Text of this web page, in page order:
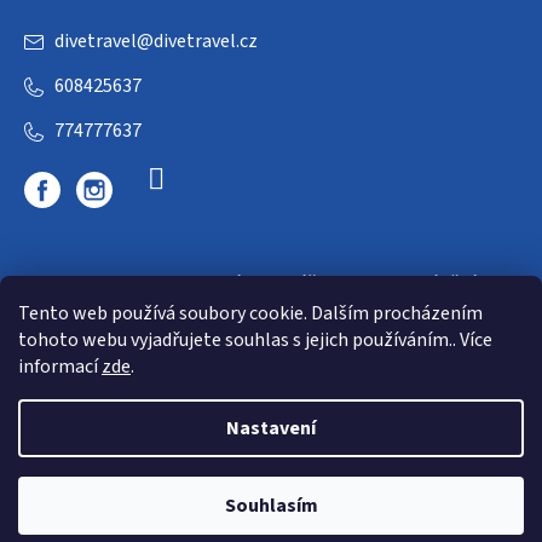
Tento web používá soubory cookie. Dalším procházením
tohoto webu vyjadřujete souhlas s jejich používáním.. Více
informacízde.
Nastavení
Souhlasím
divetravel@divetravel.cz
608425637
774777637
DIVETRAVEL - cestovní kancelář - cesty za potápěním
Shoptet |mime digital
Copyright 2026E-dive. Všechna práva vyhrazena.